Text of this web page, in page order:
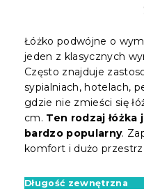
Łóżko podwójne o
jeden z klasycznych
Często znajduje
sypialniach, hotelach,
gdzie nie zmieści się
cm. Ten rodzaj
bardzo popularny.
komfort i dużo
Długość zewnętrzna